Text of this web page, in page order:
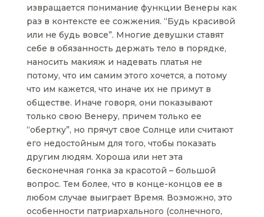
извращается понимание функции Венеры как
раз в контексте ее сожжения. “Будь красивой
или не будь вовсе”. Многие девушки ставят
себе в обязанность держать тело в порядке,
наносить макияж и надевать платья не
потому, что им самим этого хочется, а потому
что им кажется, что иначе их не примут в
обществе. Иначе говоря, они показывают
только свою Венеру, причем только ее
“обертку”, но прячут свое Солнце или считают
его недостойным для того, чтобы показать
другим людям. Хороша или нет эта
бесконечная гонка за красотой – большой
вопрос. Тем более, что в конце-концов ее в
любом случае выиграет Время. Возможно, это
особенности патриархального (солнечного,